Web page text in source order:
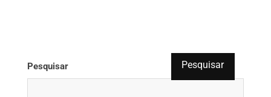
Pesquisar Pesquisar